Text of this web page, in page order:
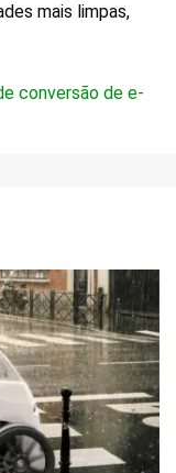
mais limpas,
conversão de e-